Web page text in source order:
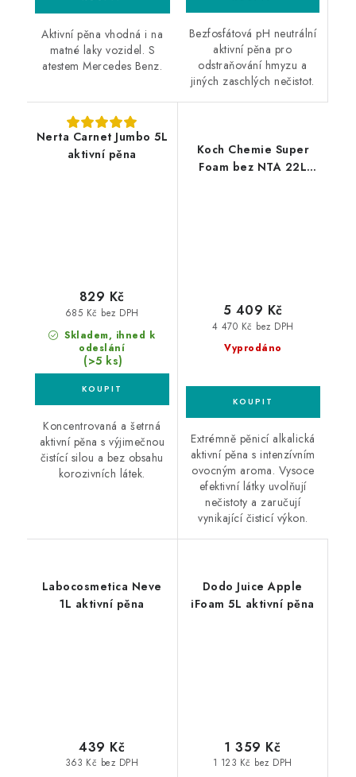
Aktivní pěna vhodná i na
matné laky vozidel. S
atestem Mercedes Benz.
Bezfosfátová pH neutrální
aktivní pěna pro
odstraňování hmyzu a
jiných zaschlých nečistot.
Nerta Carnet Jumbo 5L
aktivní pěna
Skladem, ihned k
odeslání
(>5 ks)
685 Kč bez DPH
829 Kč
Koncentrovaná a šetrná
aktivní pěna s výjimečnou
čistící silou a bez obsahu
korozivních látek.
Koch Chemie Super
Foam bez NTA 22L
Vyprodáno
4 470 Kč bez DPH
5 409 Kč
Extrémně pěnicí alkalická
aktivní pěna s intenzívním
ovocným aroma. Vysoce
efektivní látky uvolňují
nečistoty a zaručují
vynikající čisticí výkon.
Labocosmetica Neve
1L aktivní pěna
363 Kč bez DPH
439 Kč
Dodo Juice Apple
iFoam 5L aktivní pěna
1 123 Kč bez DPH
1 359 Kč